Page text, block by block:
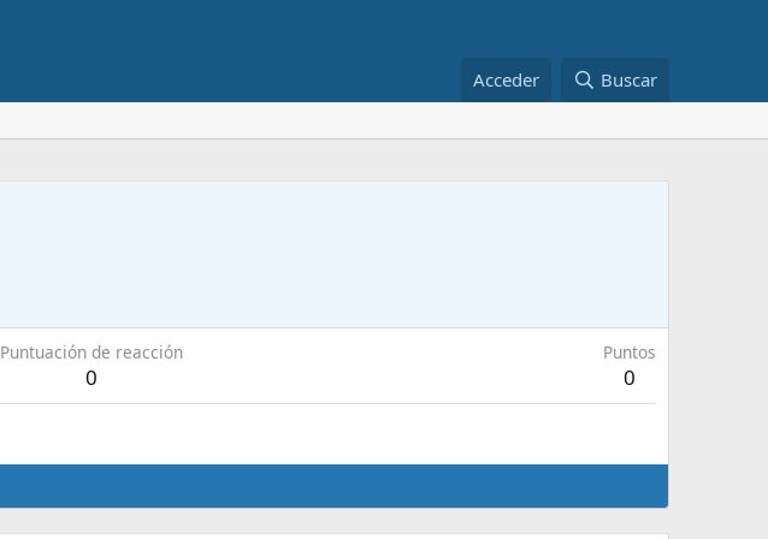
Acceder Buscar
Puntuación de reacción
0
Puntos
0